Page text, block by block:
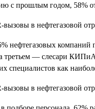
с прошлым годом, 58%
нефтегазовых
третьем — слесари
специалистов как